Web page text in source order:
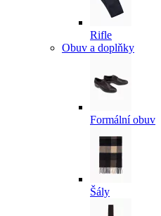
Rifle
Obuv a doplňky
Formální obuv
Šály